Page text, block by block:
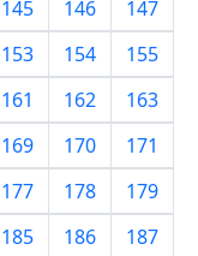
145 146
147
153 154
155
161 162
163
169 170
171
177 178
179
185 186
187